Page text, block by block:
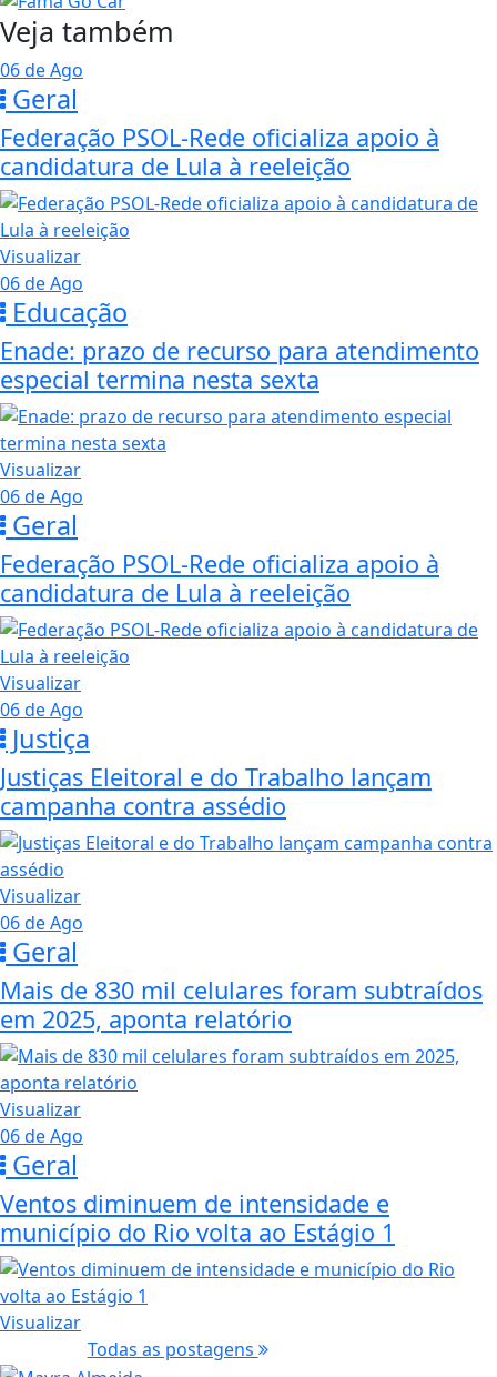
Veja também
06 de Ago
Geral
Federação PSOL-Rede oficializa apoio à
candidatura de Lula à reeleição
Visualizar
06 de Ago
Educação
Enade: prazo de recurso para atendimento
especial termina nesta sexta
Visualizar
06 de Ago
Geral
Federação PSOL-Rede oficializa apoio à
candidatura de Lula à reeleição
Visualizar
06 de Ago
Justiça
Justiças Eleitoral e do Trabalho lançam
campanha contra assédio
Visualizar
06 de Ago
Geral
Mais de 830 mil celulares foram subtraídos
em 2025, aponta relatório
Visualizar
06 de Ago
Geral
Ventos diminuem de intensidade e
município do Rio volta ao Estágio 1
Visualizar
Todas as postagens